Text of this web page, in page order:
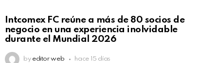
Intcomex FC reúne a más de 80 socios de
negocio en una experiencia inolvidable
durante el Mundial 2026
by editor web hace 15 días